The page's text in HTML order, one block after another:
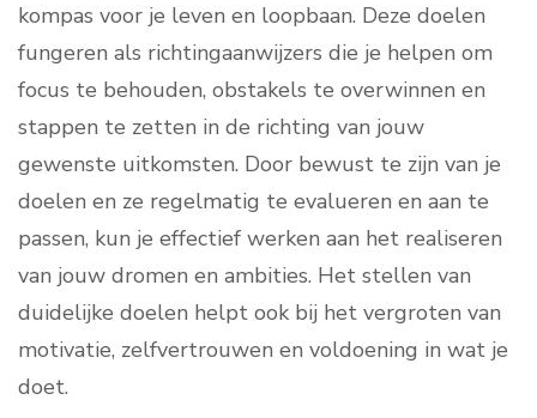
kompas voor je leven en loopbaan. Deze doelen
fungeren als richtingaanwijzers die je helpen om
focus te behouden, obstakels te overwinnen en
stappen te zetten in de richting van jouw
gewenste uitkomsten. Door bewust te zijn van je
doelen en ze regelmatig te evalueren en aan te
passen, kun je effectief werken aan het realiseren
van jouw dromen en ambities. Het stellen van
duidelijke doelen helpt ook bij het vergroten van
motivatie, zelfvertrouwen en voldoening in wat je
doet.